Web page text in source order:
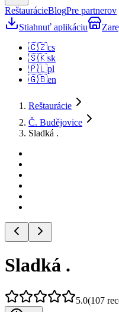
ReštaurácieBlogPre partnerov
Stiahnuť aplikáciu
🇨🇿cs
🇸🇰sk
🇵🇱pl
🇬🇧en
Reštaurácie
Č. Budějovice
Sladká .
Sladká .
5.0(107